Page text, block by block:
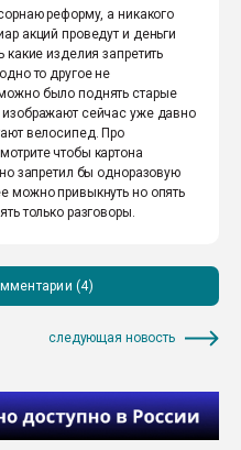
реформу, а никакого
акций проведут и деньги
какие изделия запретить
то другое не
было поднять старые
сейчас уже давно
велосипед. Про
чтобы картона
запретил бы одноразовую
можно привыкнуть но опять
только разговоры.
(4)
следующая новость